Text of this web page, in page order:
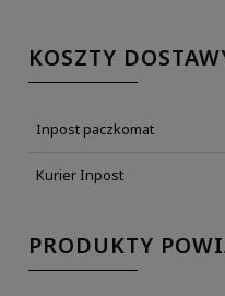
KOSZTY
Inpost paczkomat
Kurier Inpost
PRODUKTY